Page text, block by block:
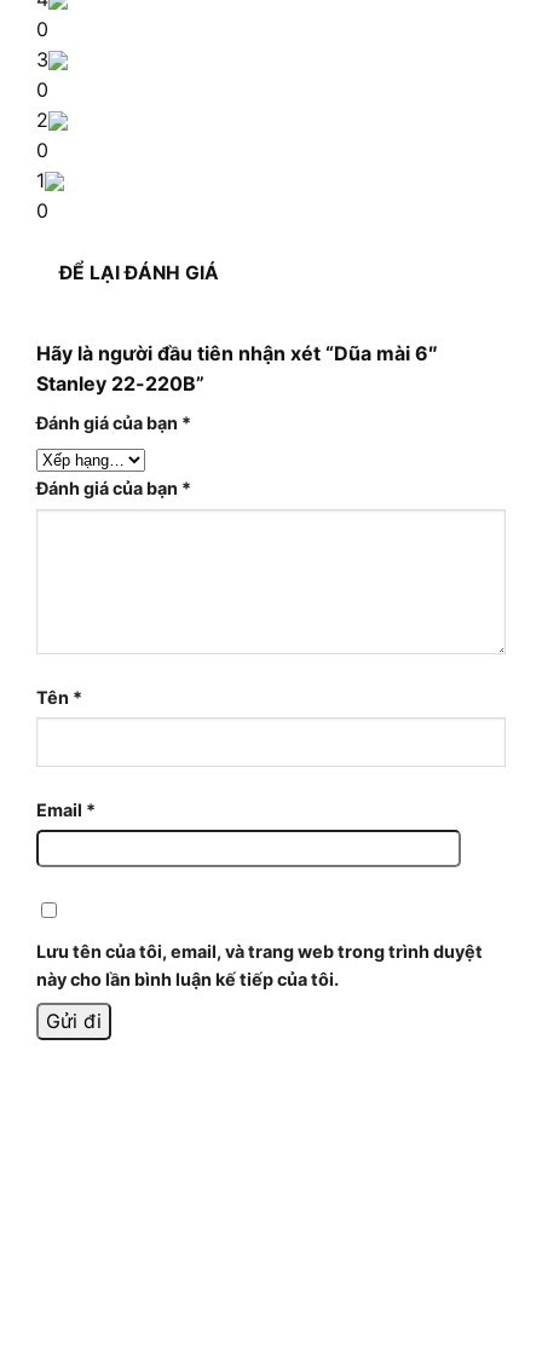
0
3
0
2
0
1
0
ĐỂ LẠI ĐÁNH GIÁ
Hãy là người đầu tiên nhận xét “Dũa mài 6″
Stanley 22-220B”
Đánh giá của bạn *
Đánh giá của bạn *
Tên *
Email *
Lưu tên của tôi, email, và trang web trong trình duyệt
này cho lần bình luận kế tiếp của tôi.